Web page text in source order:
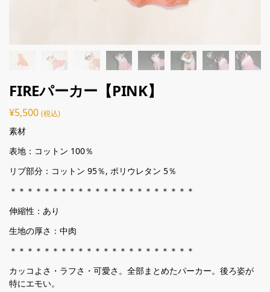
FIREパーカー【PINK】
¥5,500 (税込)
素材
表地：コットン 100％
リブ部分：コットン 95％, ポリウレタン 5％
＊＊＊＊＊＊＊＊＊＊＊＊＊＊＊＊＊＊＊＊＊＊
伸縮性：あり
生地の厚さ：中肉
＊＊＊＊＊＊＊＊＊＊＊＊＊＊＊＊＊＊＊＊＊＊
カッコよさ・ラフさ・可愛さ。全部まとめたパーカー。後ろ姿が
特にエモい。